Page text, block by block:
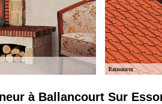
à Ballancourt Sur